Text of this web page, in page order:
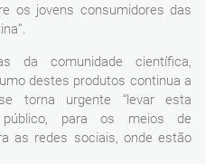
os jovens consumidores das
da comunidade científica,
destes produtos continua a
torna urgente “levar esta
para os meios de
as redes sociais, onde estão